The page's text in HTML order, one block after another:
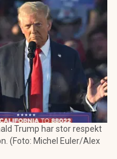
Trump har stor respekt
(Foto: Michel Euler/Alex